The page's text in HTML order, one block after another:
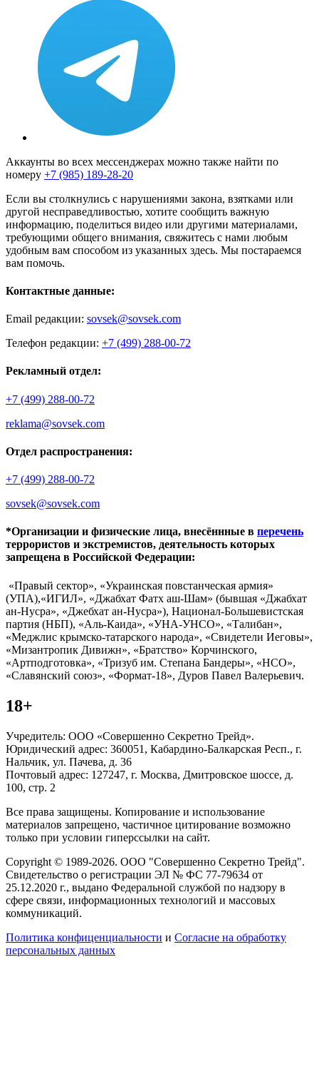
Аккаунты во всех мессенджерах можно также найти по
номеру +7 (985) 189-28-20
Если вы столкнулись с нарушениями закона, взятками или
другой несправедливостью, хотите сообщить важную
информацию, поделиться видео или другими материалами,
требующими общего внимания, свяжитесь с нами любым
удобным вам способом из указанных здесь. Мы постараемся
вам помочь.
Контактные данные:
Email редакции: sovsek@sovsek.com
Телефон редакции: +7 (499) 288-00-72
Рекламный отдел:
+7 (499) 288-00-72
reklama@sovsek.com
Отдел распространения:
+7 (499) 288-00-72
sovsek@sovsek.com
*Организации и физические лица, внесённные в перечень
террористов и экстремистов, деятельность которых
запрещена в Российской Федерации:
«Правый сектор», «Украинская повстанческая армия»
(УПА),«ИГИЛ», «Джабхат Фатх аш-Шам» (бывшая «Джабхат
ан-Нусра», «Джебхат ан-Нусра»), Национал-Большевистская
партия (НБП), «Аль-Каида», «УНА-УНСО», «Талибан»,
«Меджлис крымско-татарского народа», «Свидетели Иеговы»,
«Мизантропик Дивижн», «Братство» Корчинского,
«Артподготовка», «Тризуб им. Степана Бандеры», «НСО»,
«Славянский союз», «Формат-18», Дуров Павел Валерьевич.
18+
Учредитель: ООО «Совершенно Секретно Трейд».
Юридический адрес: 360051, Кабардино-Балкарская Респ., г.
Нальчик, ул. Пачева, д. 36
Почтовый адрес: 127247, г. Москва, Дмитровское шоссе, д.
100, стр. 2
Все права защищены. Копирование и использование
материалов запрещено, частичное цитирование возможно
только при условии гиперссылки на сайт.
Copyright © 1989-2026. ООО "Совершенно Секретно Трейд".
Свидетельство о регистрации ЭЛ № ФС 77-79634 от
25.12.2020 г., выдано Федеральной службой по надзору в
сфере связи, информационных технологий и массовых
коммуникаций.
Политика конфиценциальности и Согласие на обработку
персональных данных